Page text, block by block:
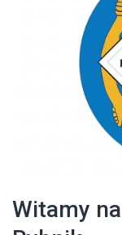
Witamy